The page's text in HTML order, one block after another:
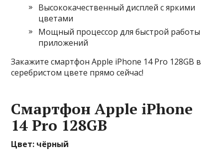
Высококачественный дисплей с яркими
цветами
Мощный процессор для быстрой работы
приложений
Закажите смартфон Apple iPhone 14 Pro 128GB в
серебристом цвете прямо сейчас!
Смартфон Apple iPhone
14 Pro 128GB
Цвет: чёрный